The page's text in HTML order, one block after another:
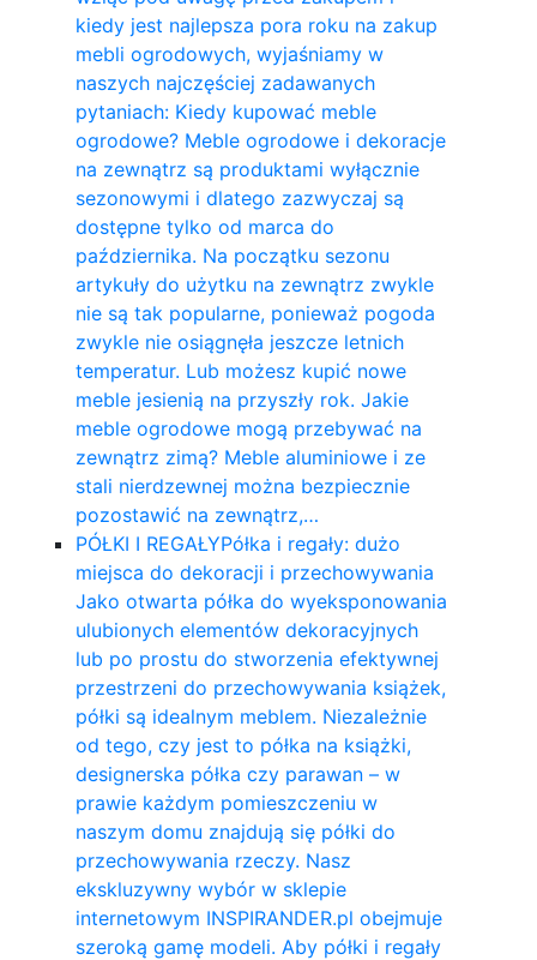
kiedy jest najlepsza pora roku na zakup
mebli ogrodowych, wyjaśniamy w
naszych najczęściej zadawanych
pytaniach: Kiedy kupować meble
ogrodowe? Meble ogrodowe i dekoracje
na zewnątrz są produktami wyłącznie
sezonowymi i dlatego zazwyczaj są
dostępne tylko od marca do
października. Na początku sezonu
artykuły do ​​użytku na zewnątrz zwykle
nie są tak popularne, ponieważ pogoda
zwykle nie osiągnęła jeszcze letnich
temperatur. Lub możesz kupić nowe
meble jesienią na przyszły rok. Jakie
meble ogrodowe mogą przebywać na
zewnątrz zimą? Meble aluminiowe i ze
stali nierdzewnej można bezpiecznie
pozostawić na zewnątrz,…
PÓŁKI I REGAŁYPółka i regały: dużo
miejsca do dekoracji i przechowywania
Jako otwarta półka do wyeksponowania
ulubionych elementów dekoracyjnych
lub po prostu do stworzenia efektywnej
przestrzeni do przechowywania książek,
półki są idealnym meblem. Niezależnie
od tego, czy jest to półka na książki,
designerska półka czy parawan – w
prawie każdym pomieszczeniu w
naszym domu znajdują się półki do
przechowywania rzeczy. Nasz
ekskluzywny wybór w sklepie
internetowym INSPIRANDER.pl obejmuje
szeroką gamę modeli. Aby półki i regały